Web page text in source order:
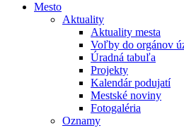
Mesto
Aktuality
Aktuality mesta
Voľby do orgánov
Úradná tabuľa
Projekty
Kalendár podujatí
Mestské noviny
Fotogaléria
Oznamy